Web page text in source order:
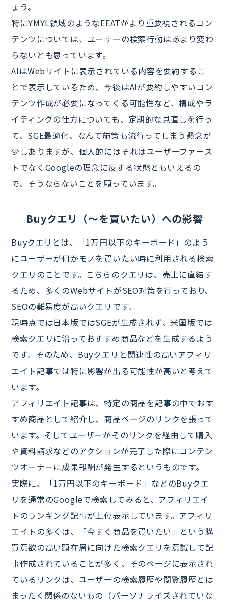
ょう。
特にYMYL領域のようなEEATがより重要視されるコン
テンツについては、ユーザーの検索行動はあまり変わ
らないとも思っています。
AIはWebサイトに表示されている内容を要約するこ
とで表示しているため、今後はAIが要約しやすいコン
テンツ作成が必要になってくる可能性など、構成やラ
イティングの仕方についても、定期的な見直しを行っ
て、SGE最適化、なんて施策も流行ってしまう懸念が
少しありますが、個人的にはそれはユーザーファース
トでなくGoogleの理念に反する状態ともいえるの
で、そうならないことを願っています。
Buyクエリ（～を買いたい）への影響
Buyクエリとは、「1万円以下のキーボード」のよう
にユーザーが何かモノを買いたい時に利用される検索
クエリのことです。こちらのクエリは、売上に直結す
るため、多くのWebサイトがSEO対策を行っており、
SEOの難易度が高いクエリです。
現時点では日本版ではSGEが生成されず、米国版では
検索クエリに沿っておすすめ商品などを生成するよう
です。そのため、Buyクエリと関連性の高いアフィリ
エイト記事では特に影響が出る可能性が高いと考えて
います。
アフィリエイト記事は、特定の商品を記事の中でおす
すめ商品として紹介し、商品ページのリンクを張って
います。そしてユーザーがそのリンクを経由して購入
や資料請求などのアクションが完了した際にコンテン
ツオーナーに成果報酬が発生するというものです。
実際に、「1万円以下のキーボード」などのBuyクエ
リを通常のGoogleで検索してみると、アフィリエイ
トのランキング記事が上位表示しています。アフィリ
エイトの多くは、「今すぐ商品を買いたい」という購
買意欲の高い顕在層に向けた検索クエリを意識して記
事作成されていることが多く、そのページに表示され
ているリンクは、ユーザーの検索履歴や閲覧履歴とは
まったく関係のないもの（パーソナライズされていな